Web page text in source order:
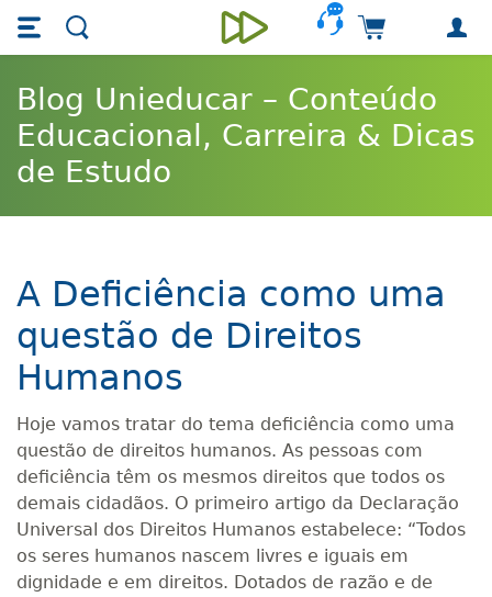
Skip main navigation
Skip to main content
Unieducar
Carrinho de
Blog Unieducar – Conteúdo
Educacional, Carreira & Dicas
de Estudo
A Deficiência como uma
questão de Direitos
Humanos
Hoje vamos tratar do tema deficiência como uma
questão de direitos humanos. As pessoas com
deficiência têm os mesmos direitos que todos os
demais cidadãos. O primeiro artigo da Declaração
Universal dos Direitos Humanos estabelece: “Todos
os seres humanos nascem livres e iguais em
dignidade e em direitos. Dotados de razão e de